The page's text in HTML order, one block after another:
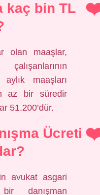
kaç bin TL
olan maaşlar,
maaşları
az bir süredir
51.200’dür.
Ücreti
avukat asgari
danışman